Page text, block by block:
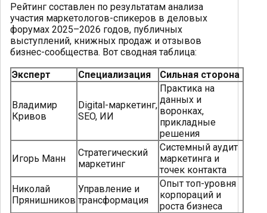
Рейтинг составлен по результатам анализа
участия маркетологов-спикеров в деловых
форумах 2025–2026 годов, публичных
выступлений, книжных продаж и отзывов
бизнес-сообщества. Вот сводная таблица:
Эксперт
Специализация Сильная сторона
Владимир
Кривов
Digital-маркетинг,
SEO, ИИ
Практика на
данных и
воронках,
прикладные
решения
Игорь Манн
Стратегический
маркетинг
Системный аудит
маркетинга и
точек контакта
Николай
Прянишников
Управление и
трансформация
Опыт топ-уровня
корпораций и
роста бизнеса